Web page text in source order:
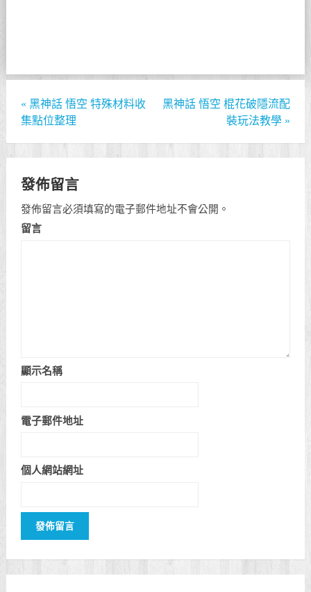
« 黑神話 悟空 特殊材料收
集點位整理
黑神話 悟空 棍花破隱流配
裝玩法教學 »
發佈留言
發佈留言必須填寫的電子郵件地址不會公開。
留言
顯示名稱
電子郵件地址
個人網站網址